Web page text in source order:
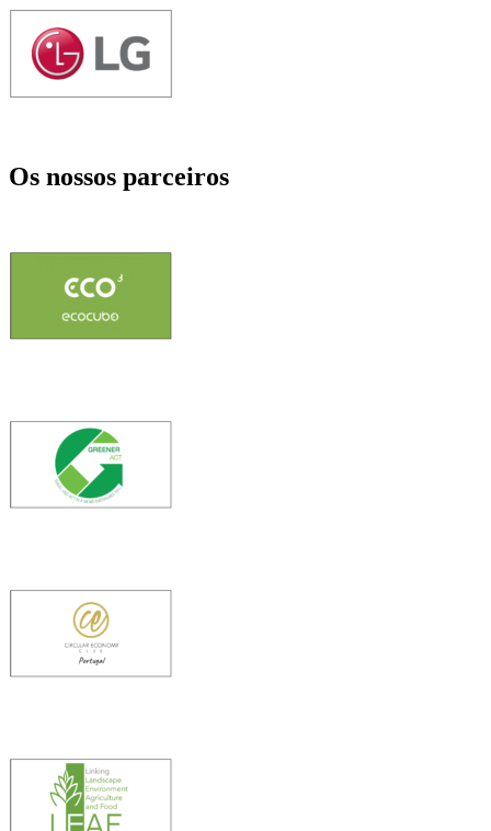
Os nossos parceiros